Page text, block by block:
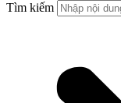
Tìm kiếm